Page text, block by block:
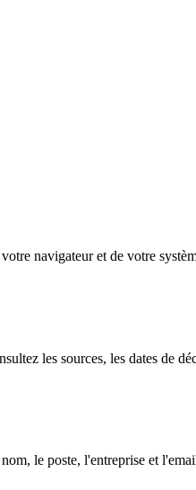
navigateur et de votre
les sources, les dates de
le poste, l'entreprise et